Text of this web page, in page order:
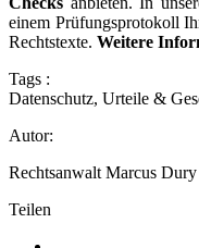
einem Prüfungsprotokoll
Rechtstexte. Weitere
Tags :
Datenschutz, Urteile &
Autor:
Rechtsanwalt Marcus
Teilen